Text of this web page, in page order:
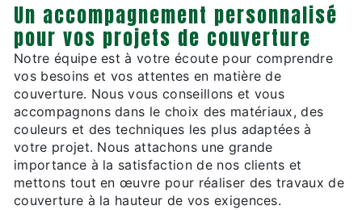
Un accompagnement personnalisé
pour vos projets de couverture
Notre équipe est à votre écoute pour comprendre
vos besoins et vos attentes en matière de
couverture. Nous vous conseillons et vous
accompagnons dans le choix des matériaux, des
couleurs et des techniques les plus adaptées à
votre projet. Nous attachons une grande
importance à la satisfaction de nos clients et
mettons tout en œuvre pour réaliser des travaux de
couverture à la hauteur de vos exigences.